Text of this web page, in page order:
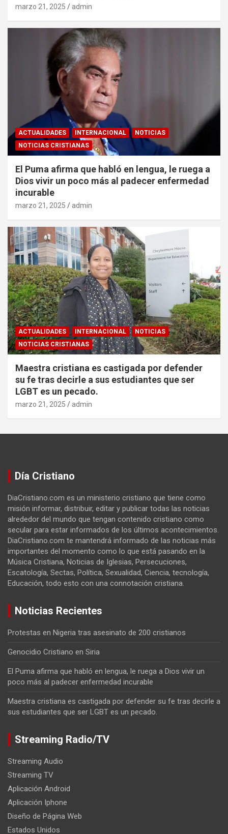
marzo 21, 2025 admin
ACTUALIDADES INTERNACIONAL
NOTICIAS
NOTICIAS CRISTIANAS
El Puma afirma que habló en lengua, le ruega a
Dios vivir un poco más al padecer enfermedad
incurable
marzo 21, 2025 admin
ACTUALIDADES INTERNACIONAL
NOTICIAS
NOTICIAS CRISTIANAS
Maestra cristiana es castigada por defender
su fe tras decirle a sus estudiantes que ser
LGBT es un pecado.
marzo 21, 2025 admin
Día Cristiano
DiaCristiano.com es un ministerio cristiano que tiene como
misión informar, distribuir, editar y publicar todas las noticias
alrededor del mundo que tengan contenido cristiano como
secular para estar informados de los últimos acontecimientos.
DiaCristiano.com te mantendrá informado de las noticias más
importantes del momento como lo que está pasando en la
Música Cristiana, Noticias de Iglesias, Persecuciones,
Escatología, Sectas, Política, Sexualidad, Ciencia, tecnología,
Educación, todo esto con una connotación cristiana.
Noticias Recientes
Protestas en Nigeria tras asesinato de 200 cristianos
Genocidio Cristiano en Siria
El Puma afirma que habló en lengua, le ruega a Dios vivir un
poco más al padecer enfermedad incurable
Maestra cristiana es castigada por defender su fe tras decirle a
sus estudiantes que ser LGBT es un pecado.
Streaming Radio/TV
Streaming Audio
Streaming TV
Aplicación Android
Aplicación Iphone
Diseño de Página Web
Estados Unidos